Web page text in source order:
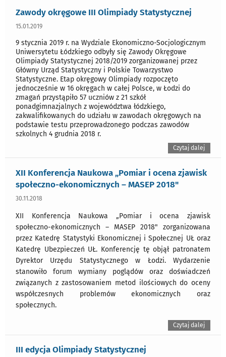
Zawody okręgowe III Olimpiady Statystycznej
15.01.2019
9 stycznia 2019 r. na Wydziale Ekonomiczno-Socjologicznym
Uniwersytetu Łódzkiego odbyły się Zawody Okręgowe
Olimpiady Statystycznej 2018/2019 zorganizowanej przez
Główny Urząd Statystyczny i Polskie Towarzystwo
Statystyczne. Etap okręgowy Olimpiady rozpoczęto
jednocześnie w 16 okręgach w całej Polsce, w Łodzi do
zmagań przystąpiło 57 uczniów z 21 szkół
ponadgimnazjalnych z województwa łódzkiego,
zakwalifikowanych do udziału w zawodach okręgowych na
podstawie testu przeprowadzonego podczas zawodów
szkolnych 4 grudnia 2018 r.
Czytaj dalej
XII Konferencja Naukowa „Pomiar i ocena zjawisk
społeczno-ekonomicznych – MASEP 2018"
30.11.2018
XII Konferencja Naukowa „Pomiar i ocena zjawisk
społeczno-ekonomicznych – MASEP 2018" zorganizowana
przez Katedrę Statystyki Ekonomicznej i Społecznej UŁ oraz
Katedrę Ubezpieczeń UŁ. Konferencję tę objął patronatem
Dyrektor Urzędu Statystycznego w Łodzi. Wydarzenie
stanowiło forum wymiany poglądów oraz doświadczeń
związanych z zastosowaniem metod ilościowych do oceny
współczesnych problemów ekonomicznych oraz
społecznych.
Czytaj dalej
III edycja Olimpiady Statystycznej